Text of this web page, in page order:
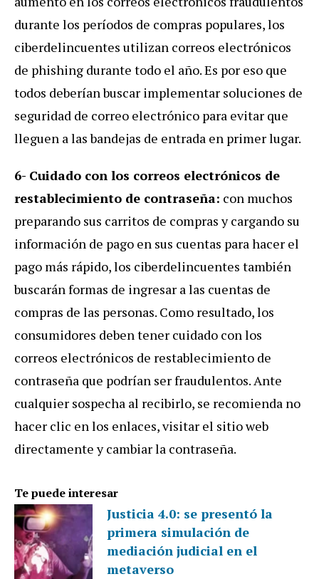
durante los períodos de compras populares, los
ciberdelincuentes utilizan correos electrónicos
de phishing durante todo el año. Es por eso que
todos deberían buscar implementar soluciones de
seguridad de correo electrónico para evitar que
lleguen a las bandejas de entrada en primer lugar.
6- Cuidado con los correos electrónicos de
restablecimiento de contraseña: con muchos
preparando sus carritos de compras y cargando su
información de pago en sus cuentas para hacer el
pago más rápido, los ciberdelincuentes también
buscarán formas de ingresar a las cuentas de
compras de las personas. Como resultado, los
consumidores deben tener cuidado con los
correos electrónicos de restablecimiento de
contraseña que podrían ser fraudulentos. Ante
cualquier sospecha al recibirlo, se recomienda no
hacer clic en los enlaces, visitar el sitio web
directamente y cambiar la contraseña.
Te puede interesar
Justicia 4.0: se presentó la
primera simulación de
mediación judicial en el
metaverso